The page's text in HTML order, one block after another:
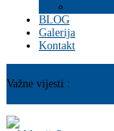
BLOG
Galerija
Kontakt
Važne vijesti :